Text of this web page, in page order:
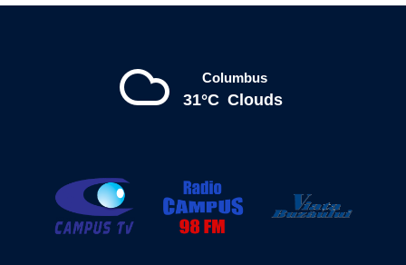
Columbus
31°C Clouds